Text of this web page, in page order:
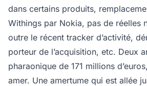
dans certains produits,
Withings par Nokia, pas de réelles
outre le récent tracker d’activité,
porteur de l’acquisition, etc. Deux
pharaonique de 171 millions
amer. Une amertume qui est allée